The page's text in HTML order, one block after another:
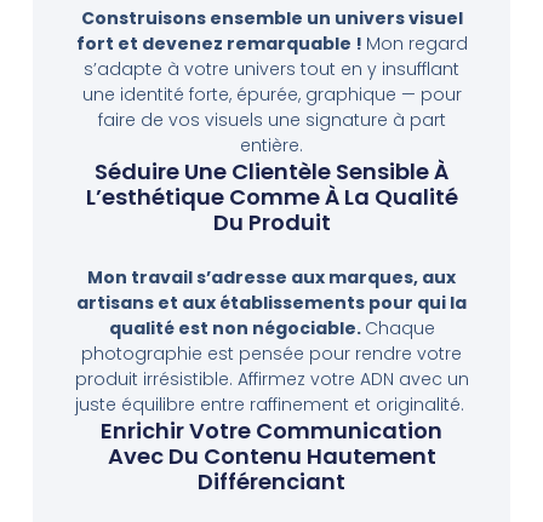
Construisons ensemble un univers visuel
fort et devenez remarquable ! Mon regard
s’adapte à votre univers tout en y insufflant
une identité forte, épurée, graphique — pour
faire de vos visuels une signature à part
entière.
Séduire Une Clientèle Sensible À
L’esthétique Comme À La Qualité
Du Produit​
Mon travail s’adresse aux marques, aux
artisans et aux établissements pour qui la
qualité est non négociable. Chaque
photographie est pensée pour rendre votre
produit irrésistible. Affirmez votre ADN avec un
juste équilibre entre raffinement et originalité.
Enrichir Votre Communication
Avec Du Contenu Hautement
Différenciant